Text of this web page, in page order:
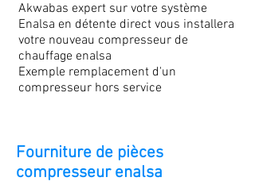
Akwabas expert sur votre système
Enalsa en détente direct vous installera
votre nouveau compresseur de
chauffage enalsa
Exemple remplacement d'un
compresseur hors service
Fourniture de pièces
compresseur enalsa